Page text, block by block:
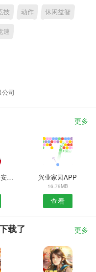
技 动作 休闲益智
速
司
更多
上网管家河南版安卓版 兴业家园APP
16.79MB
查看
载了 更多